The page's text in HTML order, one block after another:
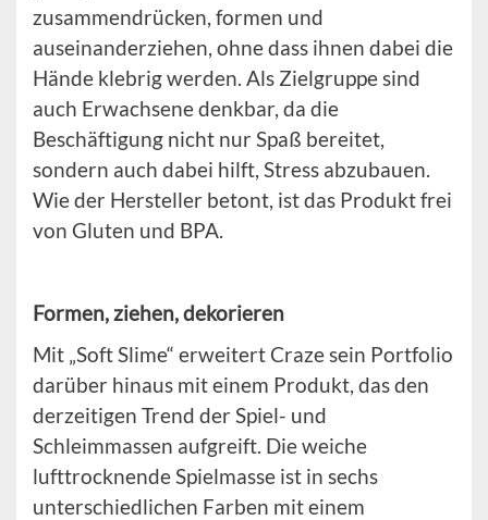
zusammendrücken, formen und
auseinanderziehen, ohne dass ihnen dabei die
Hände klebrig werden. Als Zielgruppe sind
auch Erwachsene denkbar, da die
Beschäftigung nicht nur Spaß bereitet,
sondern auch dabei hilft, Stress abzubauen.
Wie der Hersteller betont, ist das Produkt frei
von Gluten und BPA.
Formen, ziehen, dekorieren
Mit „Soft Slime“ erweitert Craze sein Portfolio
darüber hinaus mit einem Produkt, das den
derzeitigen Trend der Spiel- und
Schleimmassen aufgreift. Die weiche
lufttrocknende Spielmasse ist in sechs
unterschiedlichen Farben mit einem